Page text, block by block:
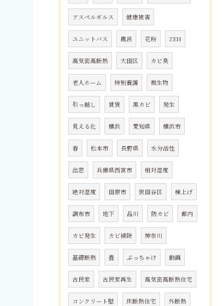
アスペルギルス 健康被害
ユニットバス 風呂 花粉 ZEH
高気密高断熱 大田区 カビ臭
老人ホーム 特別養護 微生物
引っ越し 賃貸 黒カビ 発生
見える化 横浜 愛知県 横浜市
春 松本市 長野県 水分活性
出窓 兵庫県西宮市 相対湿度
絶対湿度 田原市 世田谷区 棟上げ
調布市 地下 品川 防カビ 都内
カビ発生 カビ掃除 神奈川
基礎断熱 畳 ぶっちゃけ 動画
古民家 古民家再生 高気密高断熱住宅
コンクリート壁 床断熱住宅 外断熱